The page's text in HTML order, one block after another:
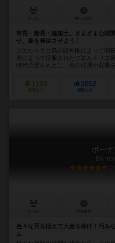
市長・船長・建築士。さまざまな職
せ、島を発展させよう！
プエルトリコ島が諸外国によって開
達によって征服されたプエルトリコ
時代背景をもとに、島の発展や貿易
1123
興味あり
2052
経験あり
ボーナ
色々な豆を揃えて大金を稼げ！巧み
ム